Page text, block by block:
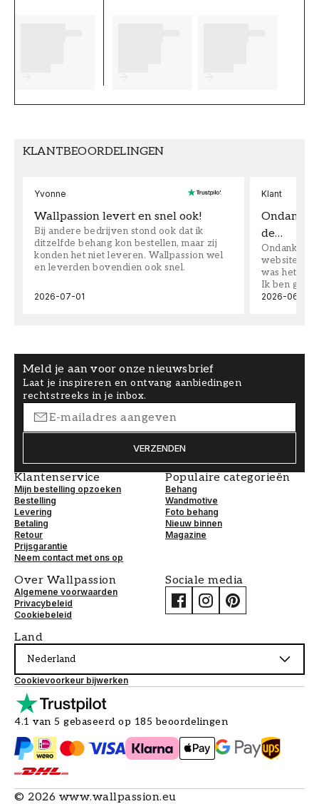
KLANTBEOORDELINGEN
Yvonne
Wallpassion levert en snel ook!
Bij andere bedrijven stond ook dat ik
ditzelfde behang kon bestellen, maar zij
konden het niet leveren. Wallpassion wel
en leverden bovendien ook snel.
2026-07-01
Klant
Ondanks
de…
Ondanks
website
was het
Ik ben
2026-06-08
Meld je aan voor onze nieuwsbrief
Laat je inspireren en ontvang aanbiedingen
rechtstreeks in je inbox.
VERZENDEN
Klantenservice
Mijn bestelling opzoeken
Bestelling
Levering
Betaling
Retour
Prijsgarantie
Neem contact met ons op
Populaire categorieën
Behang
Wandmotive
Foto behang
Nieuw binnen
Magazine
Over Wallpassion
Algemene voorwaarden
Privacybeleid
Cookiebeleid
Sociale media
Land
Nederland
Cookievoorkeur bijwerken
4.1 van 5 gebaseerd op 185 beoordelingen
© 2026 www.wallpassion.eu